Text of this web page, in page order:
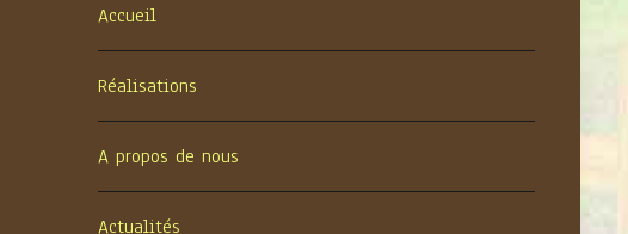
Accueil
Réalisations
A propos de nous
Actualités